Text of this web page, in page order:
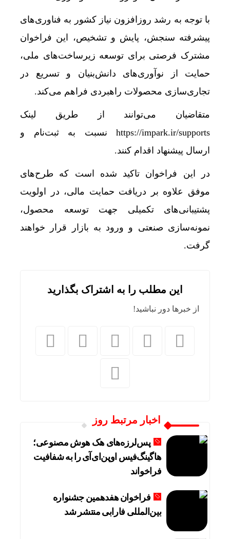
با توجه به رشد روزافزون نیاز کشور به فناوری‌های
پیشرفته سنجش، پایش و تشخیص، این فراخوان
مشترک فرصتی برای توسعه زیرساخت‌های ملی،
حمایت از نوآوری‌های دانش‌بنیان و تسریع در
تجاری‌سازی محصولات راهبردی فراهم می‌کند.
متقاضیان می‌توانند از طریق لینک
https://impark.ir/supports نسبت به ثبت‌نام و
ارسال پیشنهاد اقدام کنند.
در این فراخوان تاکید شده است که طرح‌های
موفق علاوه بر دریافت حمایت مالی، در اولویت
پشتیبانی‌های تکمیلی جهت توسعه محصول،
نمونه‌سازی صنعتی و ورود به بازار قرار خواهند
گرفت.
این مطلب را به اشتراک بگذارید
از خبرها دور نباشید!
اخبار مرتبط روز
پس‌لرزه‌های هک هوش مصنوعی؛
هاگینگ‌فیس اوپن‌ای‌آی را به شفافیت
فراخواند
فراخوان هفدهمین جشنواره
بین‌المللی فارابی منتشر شد